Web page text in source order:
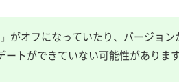
がオフになっていたり、バージョン
ートができていない可能性がありま